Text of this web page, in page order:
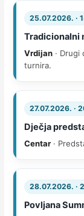
25.07.2026. ·
Tradicionalni
Vrdijan ·
turnira.
27.07.2026. ·
Dječja
Centar·
28.07.2026. ·
Povljana